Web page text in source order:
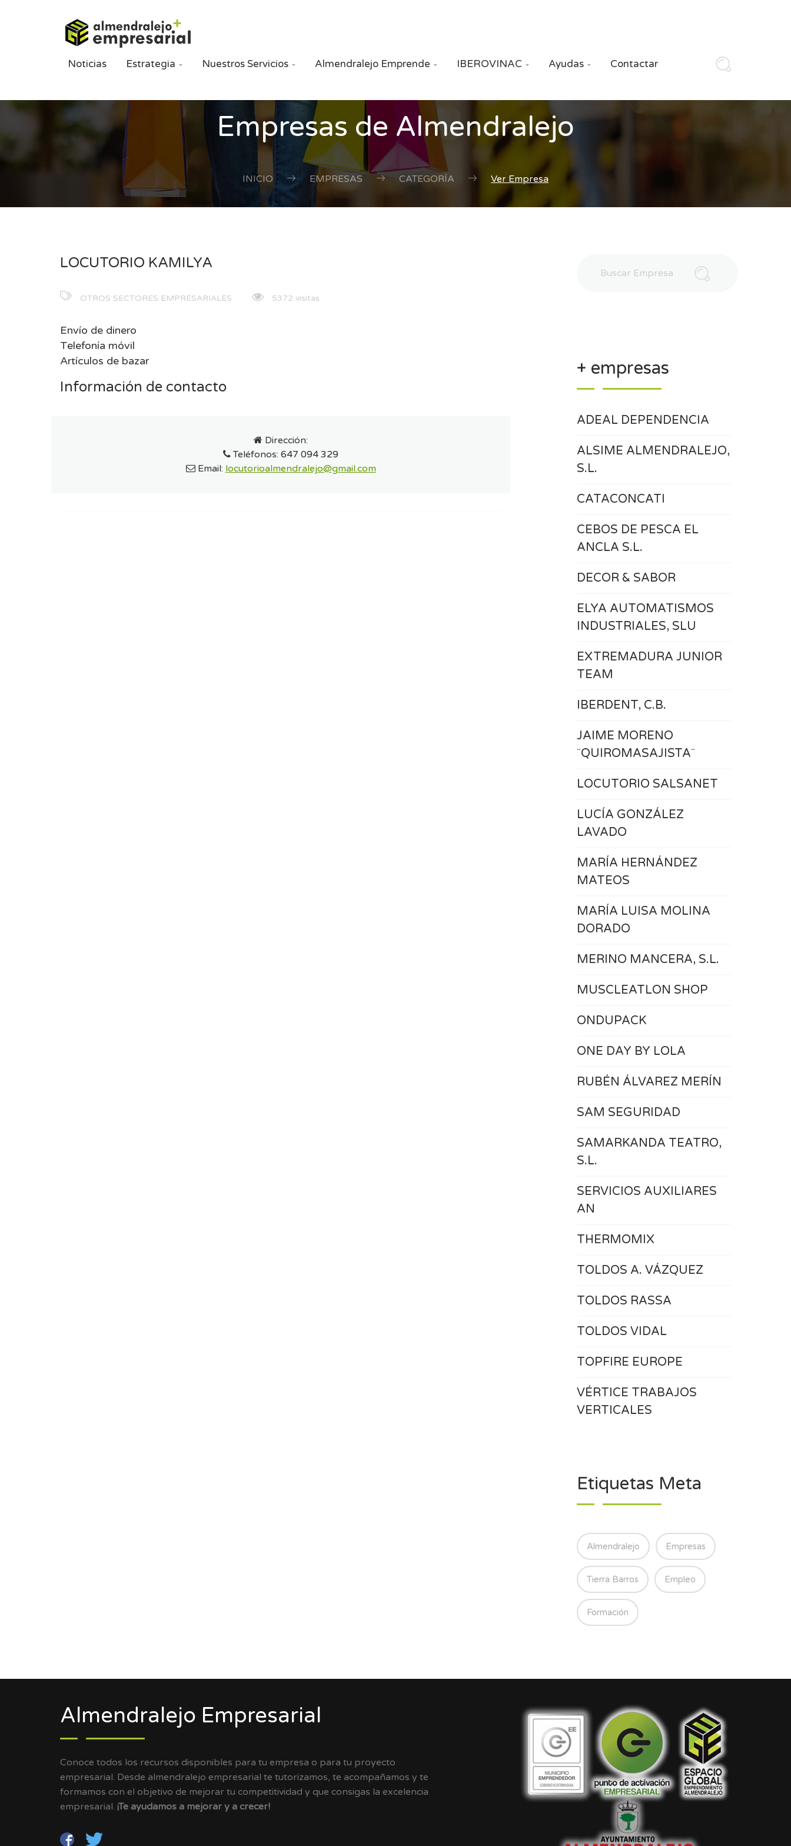
Noticias Estrategia  Nuestros Servicios  Almendralejo Emprende  IBEROVINAC  Ayudas  Contactar
Empresas de Almendralejo
INICIO EMPRESAS CATEGORÍA Ver Empresa
LOCUTORIO KAMILYA
OTROS SECTORES EMPRESARIALES 5372 visitas
Envío de dinero
Telefonía móvil
Artículos de bazar
Información de contacto
Dirección:
Teléfonos: 647 094 329
Email: locutorioalmendralejo@gmail.com
+ empresas
ADEAL DEPENDENCIA
ALSIME ALMENDRALEJO,
S.L.
CATACONCATI
CEBOS DE PESCA EL
ANCLA S.L.
DECOR & SABOR
ELYA AUTOMATISMOS
INDUSTRIALES, SLU
EXTREMADURA JUNIOR
TEAM
IBERDENT, C.B.
JAIME MORENO
¨QUIROMASAJISTA¨
LOCUTORIO SALSANET
LUCÍA GONZÁLEZ
LAVADO
MARÍA HERNÁNDEZ
MATEOS
MARÍA LUISA MOLINA
DORADO
MERINO MANCERA, S.L.
MUSCLEATLON SHOP
ONDUPACK
ONE DAY BY LOLA
RUBÉN ÁLVAREZ MERÍN
SAM SEGURIDAD
SAMARKANDA TEATRO,
S.L.
SERVICIOS AUXILIARES
AN
THERMOMIX
TOLDOS A. VÁZQUEZ
TOLDOS RASSA
TOLDOS VIDAL
TOPFIRE EUROPE
VÉRTICE TRABAJOS
VERTICALES
Etiquetas Meta
Almendralejo Empresas
Tierra Barros Empleo
Formación
Almendralejo Empresarial
Conoce todos los recursos disponibles para tu empresa o para tu proyecto
empresarial. Desde almendralejo empresarial te tutorizamos, te acompañamos y te
formamos con el objetivo de mejorar tu competitividad y que consigas la excelencia
empresarial. ¡Te ayudamos a mejorar y a crecer!